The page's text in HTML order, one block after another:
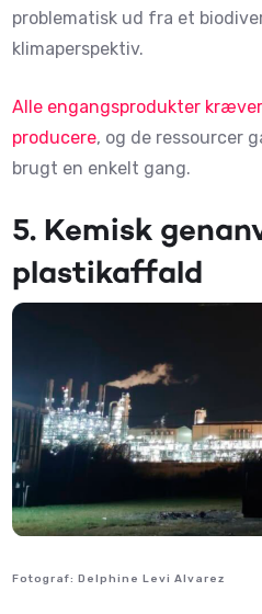
problematisk ud fra et
klimaperspektiv.
Alle engangsprodukter
producere, og de ressourcer
brugt en enkelt gang.
5. Kemisk
plastikaffald
Fotograf: Delphine Levi Alvarez